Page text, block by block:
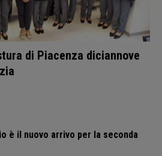
di Piacenza diciannove
è il nuovo arrivo per la seconda